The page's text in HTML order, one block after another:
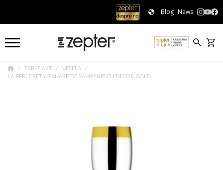
Blog News
TABLE ART
VESELĂ
LA PERLE SET 6 PAHARE DE ȘAMPANIE CU DECOR GOLD